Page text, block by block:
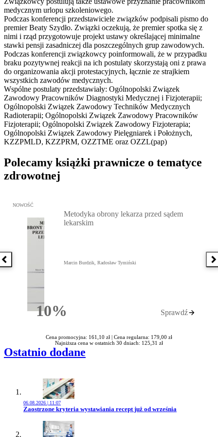
medycznym urlopu szkoleniowego.
Podczas konferencji przedstawiciele związków podpisali pismo do
premier Beaty Szydło. Związki oczekują, że premier spotka się z
nimi i rząd przygotowuje projekt ustawy określającej minimalne
stawki pensji zasadniczej dla poszczególnych grup zawodowych.
Podczas konferencji związkowcy poinformowali, że w przypadku
braku pozytywnej reakcji na ich postulaty skorzystają oni z prawa
do organizowania akcji protestacyjnych, łącznie ze strajkiem
wszystkich zawodów medycznych.
Wspólne postulaty przedstawiały: Ogólnopolski Związek
Zawodowy Pracowników Diagnostyki Medycznej i Fizjoterapii;
Ogólnopolski Związek Zawodowy Techników Medycznych
Radioterapii; Ogólnopolski Związek Zawodowy Pracowników
Fizjoterapii; Ogólnopolski Związek Zawodowy Fizjoterapia;
Ogólnopolski Związek Zawodowy Pielęgniarek i Położnych,
KZZPMLD, KZZPRM, OZZTME oraz OZZL(pap)
Polecamy książki prawnicze o tematyce
zdrowotnej
Poprzednia książka
Przejdź do: Metodyka obrony lekarza przed sądem lekarskim,
NOWOŚĆ
10%Rabatu
Metodyka obrony lekarza przed sądem
lekarskim
Marcin Burdzik, Radosław Tymiński
Sprawdź
Cena promocyjna: 161,10 zł | Cena regularna: 179,00 zł
Najniższa cena w ostatnich 30 dniach: 125,31 zł
Ostatnio dodane
06.08.2026 | 11:07
Przejdź do artykułu:
Zaostrzone kryteria wystawiania recept już od września